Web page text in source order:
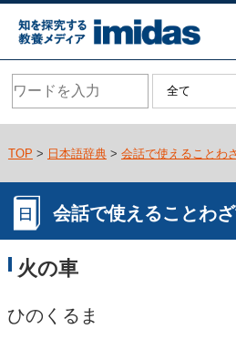
TOP > 日本語辞典> 会話で使えることわ
会話で使えることわ
火の車
ひのくるま